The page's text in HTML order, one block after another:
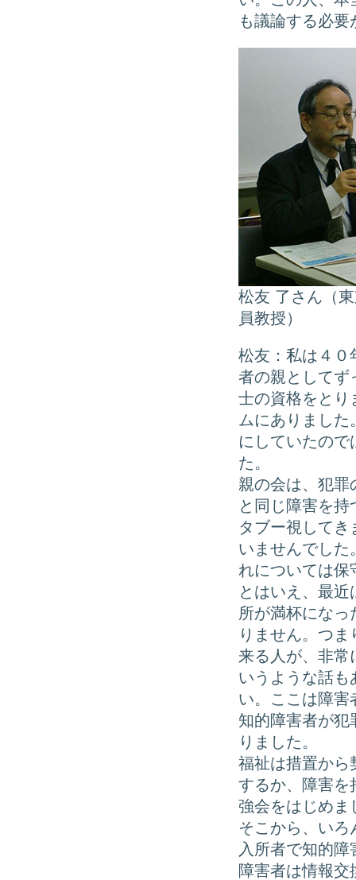
も議論する必
松友 了さん（
員教授）
松友：私は４０
者の親としてず
士の資格をとり
ムにありまし
にしていたの
た。
親の会は、犯罪
と同じ障害を
タブー視して
いませんでした
れについては保
とはいえ、最
所が満杯にな
りません。つ
来る人が、非常
いうような話も
い。ここは障害
知的障害者が犯
りました。
福祉は措置から
するか、障害を
強会をはじめま
そこから、いろ
入所者で知的
障害者は情報